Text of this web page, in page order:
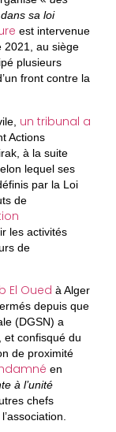
sa loi
est intervenue
2021, au siège
plusieurs
front contre la
un tribunal a
Actions
à la suite
lequel ses
par la Loi
de
les activités
de
El Oued à Alger
depuis que
(DGSN) a
et confisqué du
de proximité
en
à l’unité
chefs